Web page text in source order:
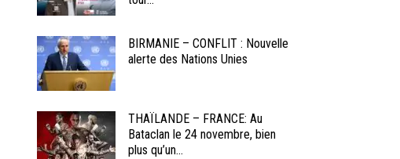
BIRMANIE – CONFLIT : Nouvelle
alerte des Nations Unies
THAÏLANDE – FRANCE: Au
Bataclan le 24 novembre, bien
plus qu’un...